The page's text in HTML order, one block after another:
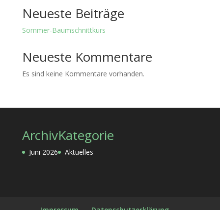
Neueste Beiträge
Sommer-Baumschnittkurs
Neueste Kommentare
Es sind keine Kommentare vorhanden.
Archiv
Juni 2026
Kategorie
Aktuelles